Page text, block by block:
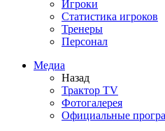
Игроки
Статистика игроков
Тренеры
Персонал
Медиа
Назад
Трактор TV
Фотогалерея
Официальные